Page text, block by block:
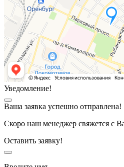
Уведомление!
Ваша заявка успешно отправлена!
Скоро наш менеджер свяжется с
Оставить заявку!